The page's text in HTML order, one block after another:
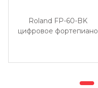
Roland FP-60-BK
цифровое фортепиано